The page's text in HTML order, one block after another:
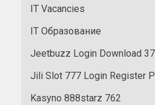
IT Vacancies
IT Образование
Jeetbuzz Login Download
Jili Slot 777 Login Register
Kasyno 888starz 762